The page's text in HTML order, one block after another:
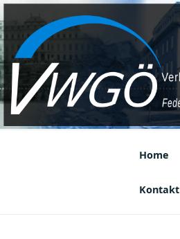
Zum
Inhalt
springen
Home
Kontakt